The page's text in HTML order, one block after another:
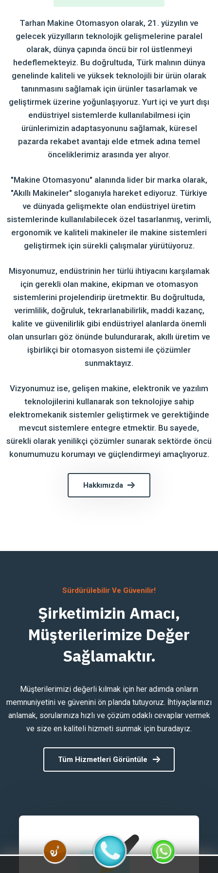
Tarhan Makine Otomasyon olarak, 21. yüzyılın ve
gelecek yüzyılların teknolojik gelişmelerine paralel
olarak, dünya çapında öncü bir rol üstlenmeyi
hedeflemekteyiz. Bu doğrultuda, Türk malının dünya
genelinde kaliteli ve yüksek teknolojili bir ürün olarak
tanınmasını sağlamak için ürünler tasarlamak ve
geliştirmek üzerine yoğunlaşıyoruz. Yurt içi ve yurt dışı
endüstriyel sistemlerde kullanılabilmesi için
ürünlerimizin adaptasyonunu sağlamak, küresel
pazarda rekabet avantajı elde etmek adına temel
önceliklerimiz arasında yer alıyor.
"Makine Otomasyonu" alanında lider bir marka olarak,
"Akıllı Makineler" sloganıyla hareket ediyoruz. Türkiye
ve dünyada gelişmekte olan endüstriyel üretim
sistemlerinde kullanılabilecek özel tasarlanmış, verimli,
ergonomik ve kaliteli makineler ile makine sistemleri
geliştirmek için sürekli çalışmalar yürütüyoruz.
Misyonumuz, endüstrinin her türlü ihtiyacını karşılamak
için gerekli olan makine, ekipman ve otomasyon
sistemlerini projelendirip üretmektir. Bu doğrultuda,
verimlilik, doğruluk, tekrarlanabilirlik, maddi kazanç,
kalite ve güvenilirlik gibi endüstriyel alanlarda önemli
olan unsurları göz önünde bulundurarak, akıllı üretim ve
işbirlikçi bir otomasyon sistemi ile çözümler
sunmaktayız.
Vizyonumuz ise, gelişen makine, elektronik ve yazılım
teknolojilerini kullanarak son teknolojiye sahip
elektromekanik sistemler geliştirmek ve gerektiğinde
mevcut sistemlere entegre etmektir. Bu sayede,
sürekli olarak yenilikçi çözümler sunarak sektörde öncü
konumumuzu korumayı ve güçlendirmeyi amaçlıyoruz.
Hakkımızda
Sürdürülebilir Ve Güvenilir!
Şirketimizin Amacı,
Müşterilerimize Değer
Sağlamaktır.
Müşterilerimizi değerli kılmak için her adımda onların
memnuniyetini ve güvenini ön planda tutuyoruz. İhtiyaçlarınızı
anlamak, sorularınıza hızlı ve çözüm odaklı cevaplar vermek
ve size en kaliteli hizmeti sunmak için buradayız.
Tüm Hizmetleri Görüntüle